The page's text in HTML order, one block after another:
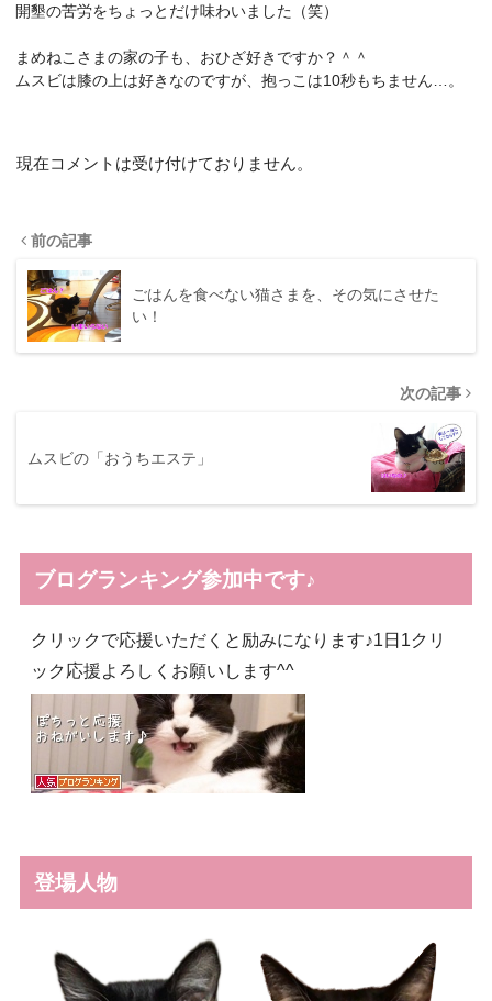
開墾の苦労をちょっとだけ味わいました（笑）
まめねこさまの家の子も、おひざ好きですか？＾＾
ムスビは膝の上は好きなのですが、抱っこは10秒もちません…。
現在コメントは受け付けておりません。
前の記事
ごはんを食べない猫さまを、その気にさせた
い！
次の記事
ムスビの「おうちエステ」
ブログランキング参加中です♪
クリックで応援いただくと励みになります♪1日1クリ
ック応援よろしくお願いします^^
登場人物